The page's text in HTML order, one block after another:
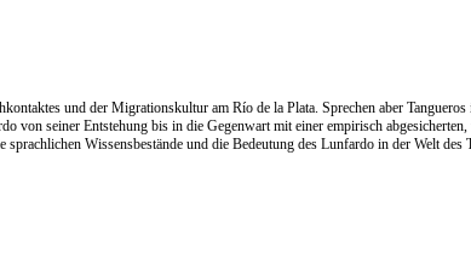
und der Migrationskultur am Río de la Plata. Sprechen aber
seiner Entstehung bis in die Gegenwart mit einer empirisch
Wissensbestände und die Bedeutung des Lunfardo in der Welt des